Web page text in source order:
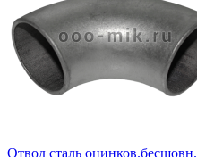
Отвод сталь